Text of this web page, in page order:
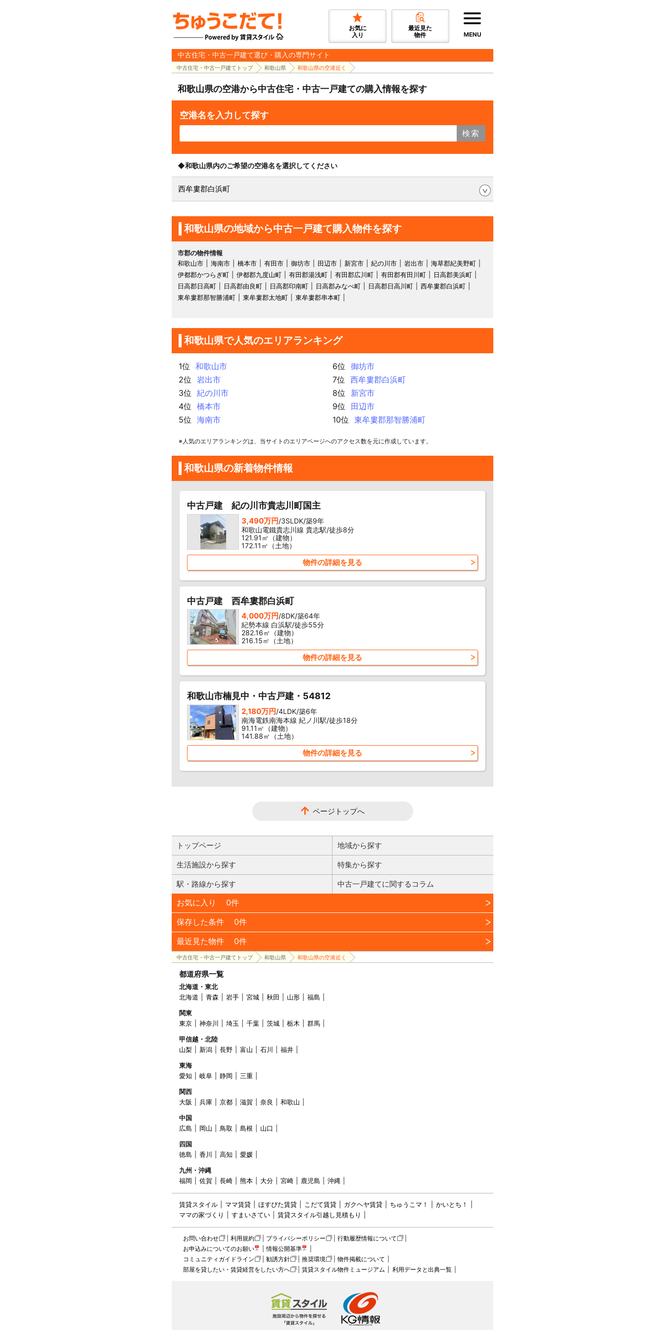
お気に
入り
最近見た
物件
MENU
中古住宅・中古一戸建て選び・購入の専門サイト
中古住宅・中古一戸建てトップ 和歌山県 和歌山県の空港近く
和歌山県の空港から中古住宅・中古一戸建ての購入情報を探す
空港名を入力して探す
検索
◆和歌山県内のご希望の空港名を選択してください
西牟婁郡白浜町
和歌山県の地域から中古一戸建て購入物件を探す
市郡の物件情報
和歌山市
海南市 橋本市 有田市 御坊市 田辺市 新宮市 紀の川市 岩出市
海草郡紀美野町
伊都郡かつらぎ町
伊都郡九度山町 有田郡湯浅町 有田郡広川町 有田郡有田川町
日高郡美浜町
日高郡日高町
日高郡由良町 日高郡印南町 日高郡みなべ町 日高郡日高川町
西牟婁郡白浜町
東牟婁郡那智勝浦町
東牟婁郡太地町 東牟婁郡串本町
和歌山県で人気のエリアランキング
1位
和歌山市
2位
岩出市
3位
紀の川市
4位
橋本市
5位
海南市
6位
御坊市
7位
西牟婁郡白浜町
8位
新宮市
9位
田辺市
10位
東牟婁郡那智勝浦町
※人気のエリアランキングは、当サイトのエリアページへのアクセス数を元に作成しています。
和歌山県の新着物件情報
中古戸建 紀の川市貴志川町国主
3,490万円/3SLDK/築9年
和歌山電鐵貴志川線 貴志駅/徒歩8分
121.91㎡（建物）
172.11㎡（土地）
物件の詳細を見る
中古戸建 西牟婁郡白浜町
4,000万円/8DK/築64年
紀勢本線 白浜駅/徒歩55分
282.16㎡（建物）
216.15㎡（土地）
物件の詳細を見る
和歌山市楠見中・中古戸建・54812
2,180万円/4LDK/築6年
南海電鉄南海本線 紀ノ川駅/徒歩18分
91.11㎡（建物）
141.88㎡（土地）
物件の詳細を見る
ページトップへ
トップページ 地域から探す
生活施設から探す 特集から探す
駅・路線から探す 中古一戸建てに関するコラム
お気に入り
0件
保存した条件
0件
最近見た物件
0件
中古住宅・中古一戸建てトップ 和歌山県 和歌山県の空港近く
都道府県一覧
北海道・東北
北海道
青森 岩手 宮城 秋田 山形
福島
関東
東京
神奈川 埼玉 千葉 茨城 栃木
群馬
甲信越・北陸
山梨
新潟 長野 富山 石川
福井
東海
愛知
岐阜 静岡
三重
関西
大阪
兵庫 京都 滋賀 奈良
和歌山
中国
広島
岡山 鳥取 島根
山口
四国
徳島
香川 高知
愛媛
九州・沖縄
福岡
佐賀 長崎 熊本 大分 宮崎 鹿児島 沖縄
賃貸スタイル ママ賃貸 ほすぴた賃貸 こだて賃貸 ガクヘヤ賃貸 ちゅうこマ！
かいとち！
ママの家づくり
すまいさてい 賃貸スタイル引越し見積もり
お問い合わせ 利用規約 プライバシーポリシー
行動履歴情報について
お申込みについてのお願い
情報公開基準
コミュニティガイドライン
勧誘方針 推奨環境
物件掲載について
部屋を貸したい・賃貸経営をしたい方へ
賃貸スタイル物件ミュージアム 利用データと出典一覧